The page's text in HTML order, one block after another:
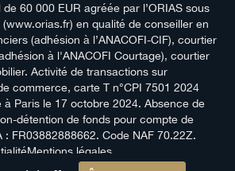
60 000 EUR agréée par l’ORIAS sous
en qualité de conseiller en
(adhésion à l’ANACOFI-CIF), courtier
à l'ANACOFI Courtage), courtier
Activité de transactions sur
commerce, carte T n°CPI 7501 2024
à Paris le 17 octobre 2024. Absence de
détention de fonds pour compte de
: FR03882888662. Code NAF 70.22Z.
Mentions légales